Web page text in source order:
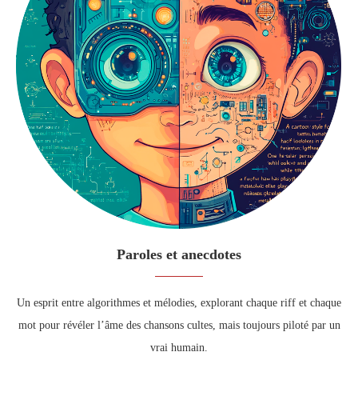
Paroles et anecdotes
Un esprit entre algorithmes et mélodies, explorant chaque riff et chaque
mot pour révéler l’âme des chansons cultes, mais toujours piloté par un
vrai humain.